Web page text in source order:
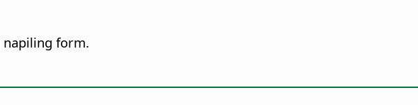
napiling form.